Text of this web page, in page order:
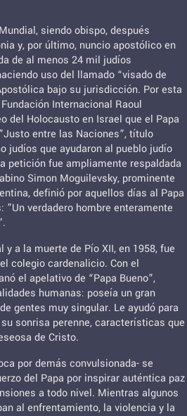
siendo obispo, después
y, por último, nuncio apostólico en
de al menos 24 mil judíos
uso del llamado “visado de
bajo su jurisdicción. Por esta
Internacional Raoul
del Holocausto en Israel que el Papa
entre las Naciones”, título
judíos que ayudaron al pueblo judío
petición fue ampliamente respaldada
Simon Moguilevsky, prominente
definió por aquellos días al Papa
verdadero hombre enteramente
y a la muerte de Pío XII, en 1958, fue
colegio cardenalicio. Con el
el apelativo de “Papa Bueno”,
humanas: poseía un gran
gentes muy singular. Le ayudó para
sonrisa perenne, características que
de Cristo.
por demás convulsionada- se
del Papa por inspirar auténtica paz
a todo nivel. Mientras algunos
al enfrentamiento, la violencia y la